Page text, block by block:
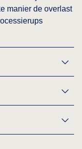
manier de overlast